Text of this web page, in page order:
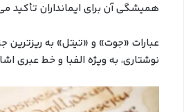
همیشگی آن برای ایمانداران تأکید
عبارات «جوت» و «تيتل» به ريزترين
نوشتاري، به ويژه الفبا و خط عبري